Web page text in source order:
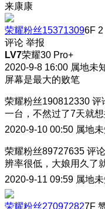
来康康
荣耀粉丝153713096F 2
评论 举报
LV7荣耀30 Pro+
2020-9-8 16:00 属地未
屏幕是最大的败笔
荣耀粉丝190812330 评
一台，不然过了7天就
2020-9-10 00:50 属地
荣耀粉丝89727635 评论
辨率很低，大娘用久了
2020-9-11 09:59 属地
荣耀粉丝270972827F